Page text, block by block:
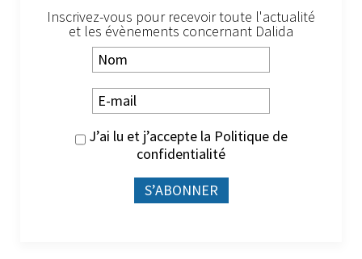
Inscrivez-vous pour recevoir toute l'actualité
et les évènements concernant Dalida
J’ai lu et j’accepte la Politique de
confidentialité